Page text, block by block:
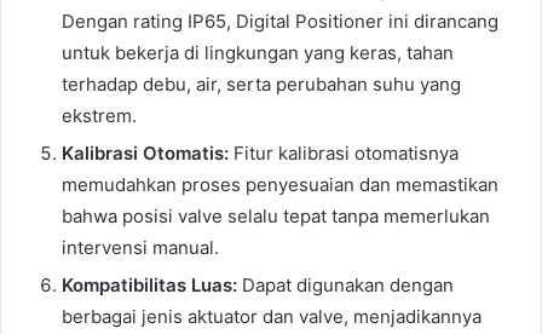
Dengan rating IP65, Digital Positioner ini dirancang
untuk bekerja di lingkungan yang keras, tahan
terhadap debu, air, serta perubahan suhu yang
ekstrem.
Kalibrasi Otomatis: Fitur kalibrasi otomatisnya
memudahkan proses penyesuaian dan memastikan
bahwa posisi valve selalu tepat tanpa memerlukan
intervensi manual.
Kompatibilitas Luas: Dapat digunakan dengan
berbagai jenis aktuator dan valve, menjadikannya